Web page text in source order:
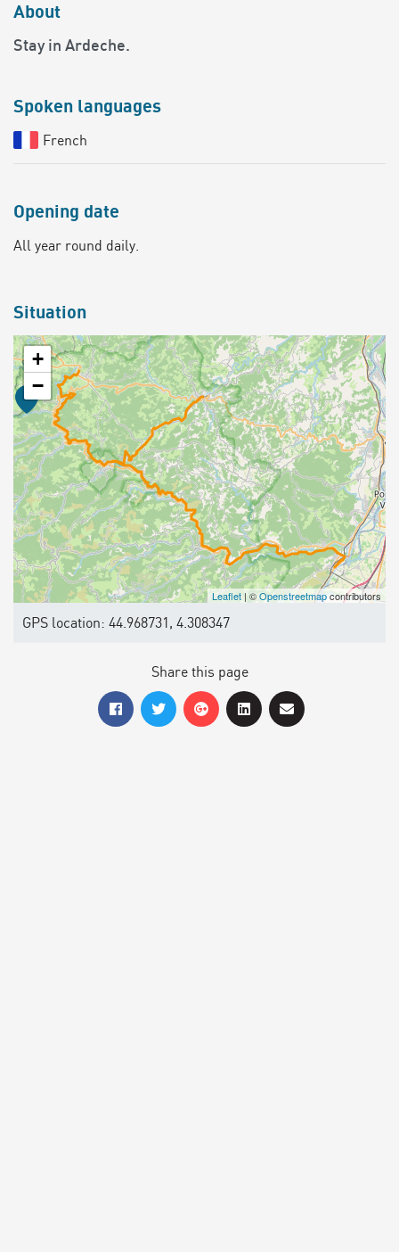
About
Stay in Ardeche.
Spoken languages
French
Opening date
All year round daily.
Situation
+
−
Leaflet | ©Openstreetmapcontributors
GPS location: 44.968731, 4.308347
Share this page